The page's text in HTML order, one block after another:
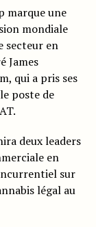
marque une
mondiale
secteur en
James
qui a pris ses
poste de
deux leaders
en
sur
légal au